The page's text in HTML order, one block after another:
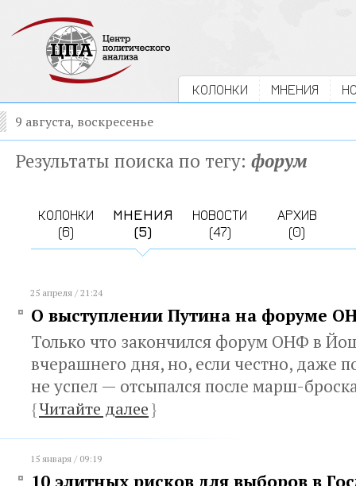
КОЛОНКИ МНЕНИЯ
9 августа, воскресенье
Результаты поиска по тегу: форум
КОЛОНКИ
(6)
МНЕНИЯ
(5)
НОВОСТИ
(47)
АРХИВ
(0)
25 апреля / 21:24
О выступлении Путина на форуме
Только что закончился форум ОНФ в
вчерашнего дня, но, если честно, даже
не успел — отсыпался после марш-
{Читайте далее}
15 января / 09:19
10 элитных рисков для выборов в